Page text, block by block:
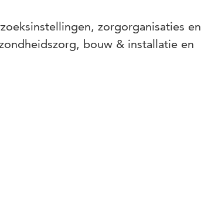
zorgorganisaties en
bouw & installatie en